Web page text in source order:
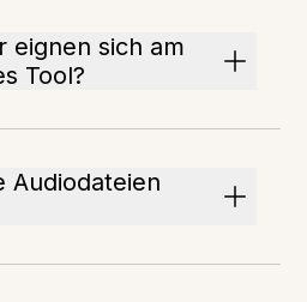
eignen sich am
Tool?
Audiodateien